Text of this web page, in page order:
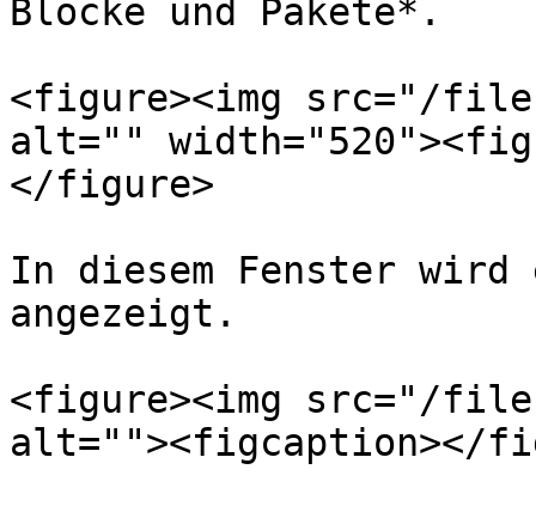
Blöcke und Pakete*.
<figure><img src="/files/
alt=""
</figure>
In diesem Fenster
angezeigt.
<figure><img src="/
alt=""><figcaption></